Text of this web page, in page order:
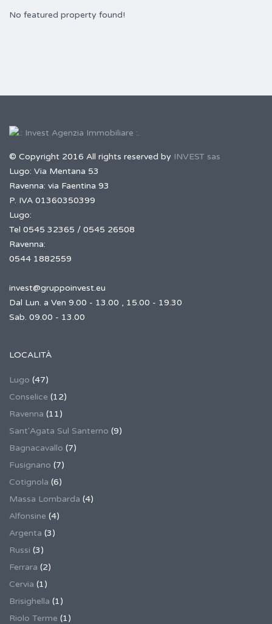
No featured property found!
© Copyright 2016 All rights reserved by INVEST sas
Lugo: Via Mentana 53
Ravenna: via Faentina 93
P. IVA 01360350399
Lugo:
Tel 0545 32365 / 0545 26508
Ravenna:
0544 1882559
invest@gruppoinvest.eu
Dal Lun. a Ven 9.00 - 13.00 , 15.00 - 19.30
Sab. 09.00 - 13.00
LOCALITÀ
Lugo (47)
Conselice (12)
Ravenna (11)
Sant'Agata Sul Santerno (9)
Bagnacavallo (7)
Fusignano (7)
Cotignola (6)
Massa Lombarda (4)
Alfonsine (4)
Argenta (3)
Russi (3)
Ferrara (2)
Cervia (1)
Brisighella (1)
Riolo Terme (1)